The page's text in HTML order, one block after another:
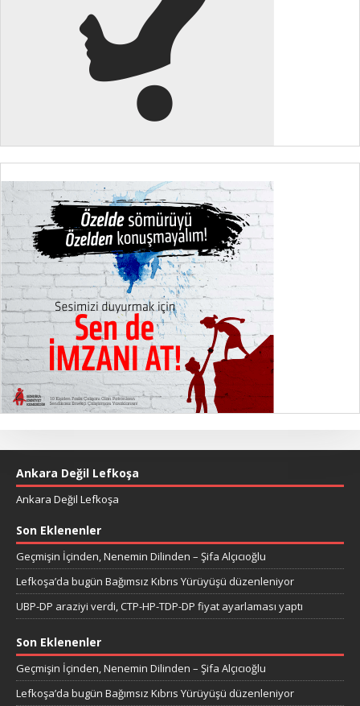
Ankara Değil Lefkoşa
Ankara Değil Lefkoşa
Son Eklenenler
Geçmişin İçinden, Nenemin Dilinden – Şifa Alçıcıoğlu
Lefkoşa’da bugün Bağımsız Kıbrıs Yürüyüşü düzenleniyor
UBP-DP araziyi verdi, CTP-HP-TDP-DP fiyat ayarlaması yaptı
Son Eklenenler
Geçmişin İçinden, Nenemin Dilinden – Şifa Alçıcıoğlu
Lefkoşa’da bugün Bağımsız Kıbrıs Yürüyüşü düzenleniyor